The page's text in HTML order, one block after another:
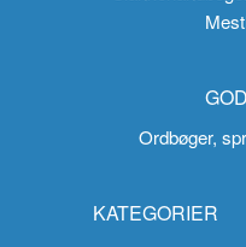
Ordbøger,
KATEGORIER